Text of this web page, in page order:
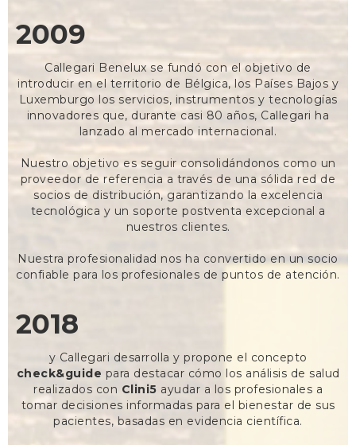
2009
Callegari Benelux se fundó con el objetivo de
introducir en el territorio de Bélgica, los Países Bajos y
Luxemburgo los servicios, instrumentos y tecnologías
innovadores que, durante casi 80 años, Callegari ha
lanzado al mercado internacional.
Nuestro objetivo es seguir consolidándonos como un
proveedor de referencia a través de una sólida red de
socios de distribución, garantizando la excelencia
tecnológica y un soporte postventa excepcional a
nuestros clientes.
Nuestra profesionalidad nos ha convertido en un socio
confiable para los profesionales de puntos de atención.
2018
y Callegari desarrolla y propone el concepto
check&guide para destacar cómo los análisis de salud
realizados con Clini5 ayudar a los profesionales a
tomar decisiones informadas para el bienestar de sus
pacientes, basadas en evidencia científica.